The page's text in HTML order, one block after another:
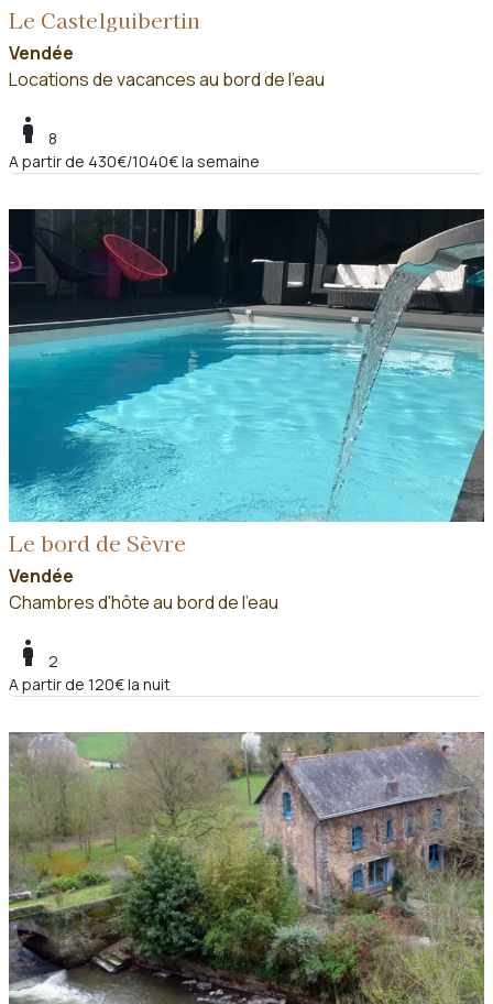
Le Castelguibertin
Vendée
Locations de vacances au bord de l'eau
boy
8
A partir de 430€/1040€ la semaine
Le bord de Sèvre
Vendée
Chambres d'hôte au bord de l'eau
boy
2
A partir de 120€ la nuit